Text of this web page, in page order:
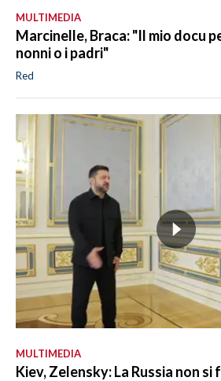
MULTIMEDIA
Marcinelle, Braca: "Il mio docu
nonni o i padri"
Red
MULTIMEDIA
Kiev, Zelensky: La Russia non si